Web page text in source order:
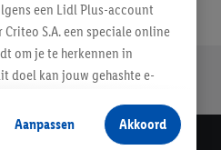
een Lidl Plus-account
S.A. een speciale online
om je te herkennen in
doel kan jouw gehashte e-
voor producten waarin je
Aanpassen Akkoord